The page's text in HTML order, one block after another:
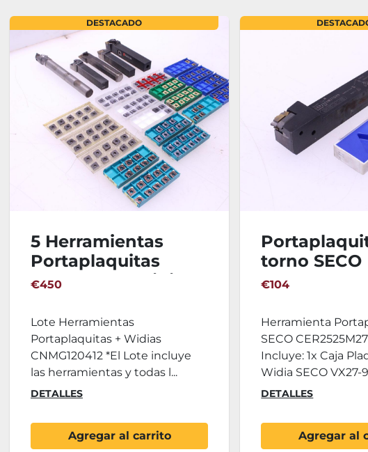
DESTACADO
5 Herramientas
Portaplaquitas
torno + 144 Widias
€450
Lote Herramientas
Portaplaquitas + Widias
CNMG120412 *El Lote incluye
las herramientas y todas l...
DETALLES
Agregar al carrito
torno SECO
€104
Herramienta
SECO
Incluye: 1x Caja
Widia SECO VX27-
DETALLES
Agregar al